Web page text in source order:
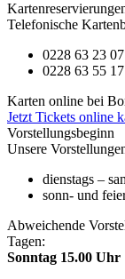
Telefonische
0228 63 23 07
0228 63 55 17
Karten online bei
Jetzt Tickets online
Vorstellungsbeginn
Unsere
dienstags –
sonn- und
Abweichende
Tagen:
Sonntag 15.00 Uhr